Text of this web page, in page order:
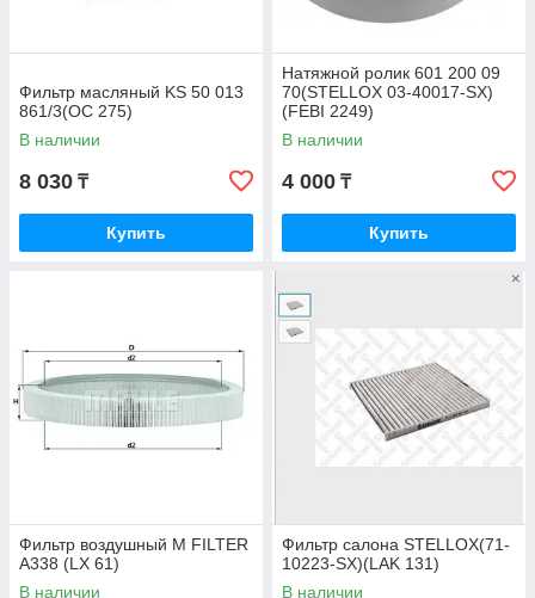
Фильтр масляный KS 50 013
861/3(OC 275)
В наличии
8 030 ₸
Купить
Натяжной ролик 601 200 09
70(STELLOX 03-40017-SX)
(FEBI 2249)
В наличии
4 000 ₸
Купить
Фильтр воздушный M FILTER
A338 (LX 61)
В наличии
Фильтр салона STELLOX(71-
10223-SX)(LAK 131)
В наличии